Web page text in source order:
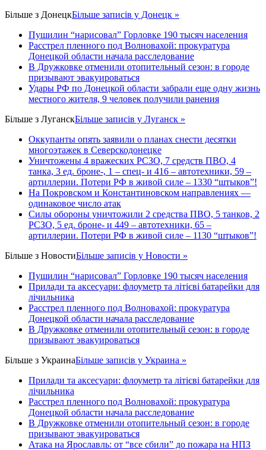
Більше з ДонецкБільше записів у Донецк »
Пушилин “нарисовал” Горловке 190 тысяч населения
Расстрел пленного под Волновахой: прокуратура
Донецкой области начала расследование
В Дружковке отменили отопительный сезон: в городе
призывают эвакуироваться
Удары РФ по Донецкой области забрали еще одну жизнь
местного жителя, 9 человек получили ранения
Більше з ЛуганскБільше записів у Луганск »
Оккупанты опять заявили о планах снести десятки
многоэтажек в Северскодонецке
Уничтожены 4 вражеских РСЗО, 7 средств ПВО, 4
танка, 3 ед. броне-, 1 – спец- и 416 – автотехники, 59 –
артиллерии. Потери РФ в живой силе – 1330 “штыков”!
На Покровском и Константиновском направлениях —
одинаковое число атак
Силы обороны уничтожили 2 средства ПВО, 5 танков, 2
РСЗО, 5 ед. броне- и 449 – автотехники, 65 –
артиллерии. Потери РФ в живой силе – 1130 “штыков”!
Більше з НовостиБільше записів у Новости »
Пушилин “нарисовал” Горловке 190 тысяч населения
Прилади та аксесуари: флоуметр та літієві батарейки для
лічильника
Расстрел пленного под Волновахой: прокуратура
Донецкой области начала расследование
В Дружковке отменили отопительный сезон: в городе
призывают эвакуироваться
Більше з УкраинаБільше записів у Украина »
Прилади та аксесуари: флоуметр та літієві батарейки для
лічильника
Расстрел пленного под Волновахой: прокуратура
Донецкой области начала расследование
В Дружковке отменили отопительный сезон: в городе
призывают эвакуироваться
Атака на Ярославль: от “все сбили” до пожара на НПЗ